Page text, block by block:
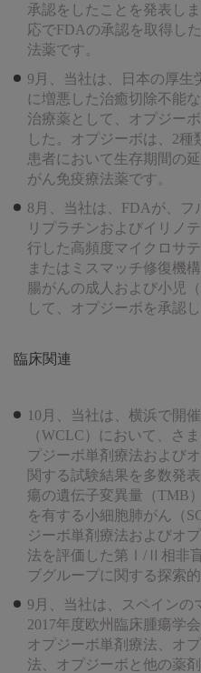
承認をしたことを発表し
応でFDAの承認を取得し
法薬です。
9月、当社は、日本の厚生
に増悪した治癒切除不能
治療薬として、オプジー
した。オプジーボは、2
患者において生存期間の
がん免疫療法薬です。
8月、当社は、FDAが、フ
リプラチンおよびイリノ
行した高頻度マイクロサ
またはミスマッチ修復機
腸がんの成人および小児
して、オプジーボを承認
臨床関連
10月、当社は、横浜で開
（WCLC）において、さ
プジーボ単剤療法および
関する試験結果を多数発
瘍の遺伝子変異量（TMB
を有する小細胞肺がん（
ジーボ単剤療法およびオ
法を評価した第Ⅰ/Ⅱ相非盲
ブグループに関する探索
9月、当社は、スペインの
2017年度欧州臨床腫瘍学
オプジーボ単剤療法、オ
法、オプジーボと他の薬